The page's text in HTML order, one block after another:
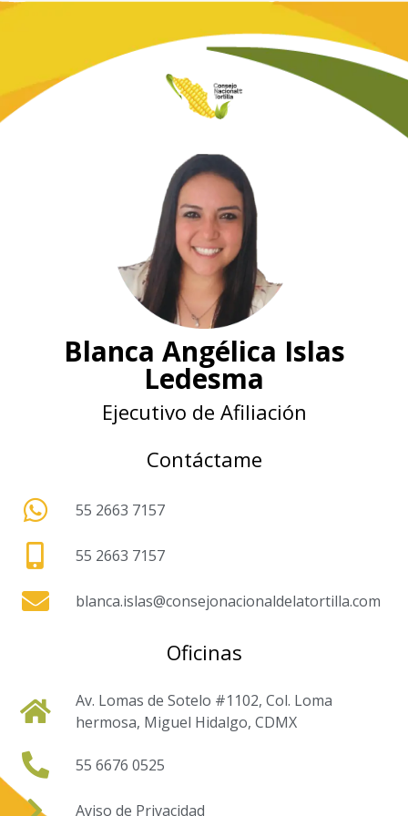
Blanca Angélica Islas
Ledesma
Ejecutivo de Afiliación
Contáctame
55 2663 7157
55 2663 7157
blanca.islas@consejonacionaldelatortilla.com
Oficinas
Av. Lomas de Sotelo #1102, Col. Loma
hermosa, Miguel Hidalgo, CDMX
55 6676 0525
Aviso de Privacidad